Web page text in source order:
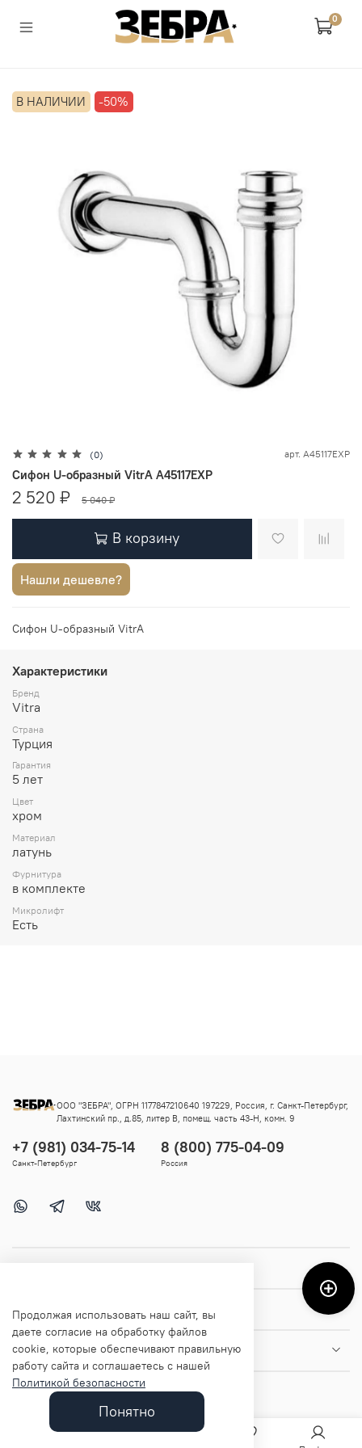
0
В НАЛИЧИИ -50%
(0) арт. A45117EXP
Сифон U-образный VitrA A45117EXP
2 520 ₽ 5 040 ₽
В корзину
Нашли дешевле?
Сифон U-образный VitrA
Характеристики
Бренд
Vitra
Страна
Турция
Гарантия
5 лет
Цвет
хром
Материал
латунь
Фурнитура
в комплекте
Микролифт
Есть
Помощь и информация
О магазине
+7 (981) 034-75-14
Санкт-Петербург
8 (800) 775-04-09
Россия
ООО "ЗЕБРА", ОГРН 1177847210640 197229, Россия, г. Санкт-Петербург,
Лахтинский пр., д.85, литер В, помещ. часть 43-Н, комн. 9
Продолжая использовать наш сайт, вы
даете согласие на обработку файлов
cookie, которые обеспечивают правильную
работу сайта и соглашаетесь с нашей
Политикой безопасности
Понятно